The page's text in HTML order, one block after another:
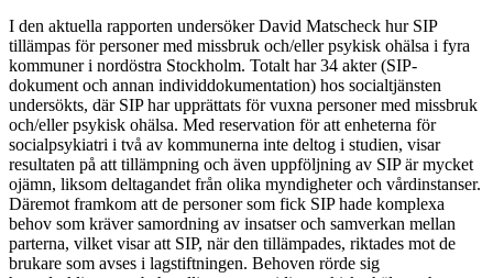
I den aktuella rapporten undersöker David Matscheck hur SIP
tillämpas för personer med missbruk och/eller psykisk ohälsa i fyra
kommuner i nordöstra Stockholm. Totalt har 34 akter (SIP-
dokument och annan individdokumentation) hos socialtjänsten
undersökts, där SIP har upprättats för vuxna personer med missbruk
och/eller psykisk ohälsa. Med reservation för att enheterna för
socialpsykiatri i två av kommunerna inte deltog i studien, visar
resultaten på att tillämpning och även uppföljning av SIP är mycket
ojämn, liksom deltagandet från olika myndigheter och vårdinstanser.
Däremot framkom att de personer som fick SIP hade komplexa
behov som kräver samordning av insatser och samverkan mellan
parterna, vilket visar att SIP, när den tillämpades, riktades mot de
brukare som avses i lagstiftningen. Behoven rörde sig